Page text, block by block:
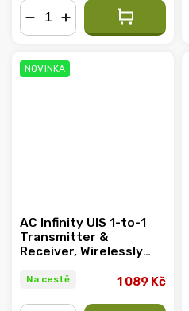
NOVINKA
AC Infinity UIS 1-to-1
Transmitter &
Receiver, Wirelessly
and Controllers, 2-
Na cestě 1 089 Kč